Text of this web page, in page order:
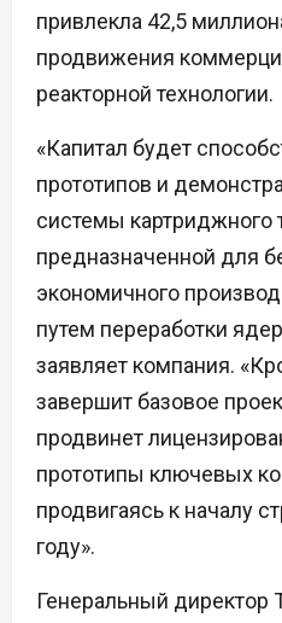
привлекла 42,5
продвижения
реакторной технологии.
«Капитал будет
прототипов и
системы картриджного
предназначенной для
экономичного
путем переработки
заявляет компания.
завершит базовое
продвинет
прототипы ключевых
продвигаясь к началу
году».
Генеральный директор